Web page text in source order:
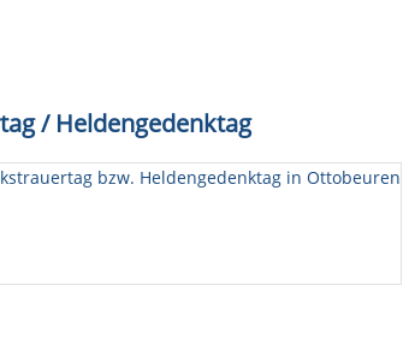
/ Heldengedenktag